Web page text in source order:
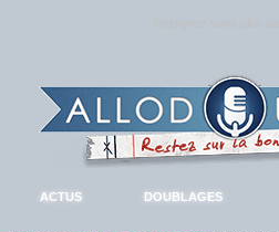
ACTUS DOUBLAGES